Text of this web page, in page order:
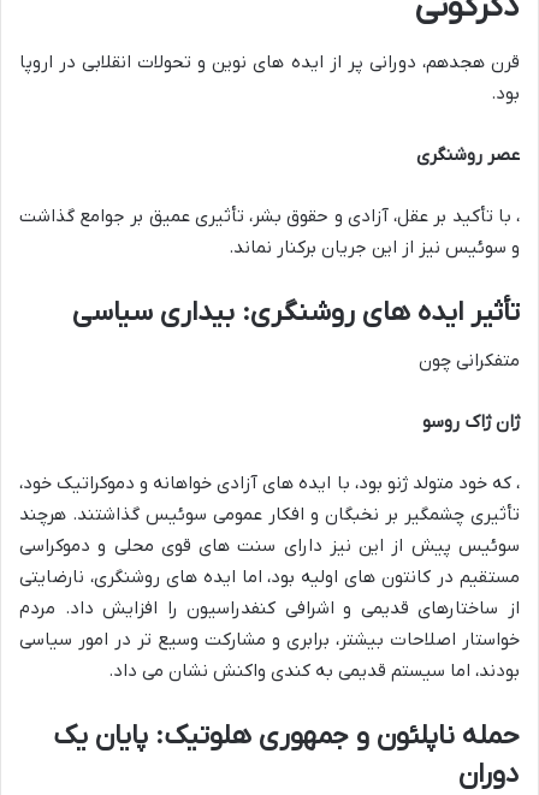
قرن هجدهم، دورانی پر از ایده های نوین و تحولات انقلابی در اروپا
بود.
عصر روشنگری
، با تأکید بر عقل، آزادی و حقوق بشر، تأثیری عمیق بر جوامع گذاشت
و سوئیس نیز از این جریان برکنار نماند.
تأثیر ایده های روشنگری: بیداری سیاسی
متفکرانی چون
ژان ژاک روسو
، که خود متولد ژنو بود، با ایده های آزادی خواهانه و دموکراتیک خود،
تأثیری چشمگیر بر نخبگان و افکار عمومی سوئیس گذاشتند. هرچند
سوئیس پیش از این نیز دارای سنت های قوی محلی و دموکراسی
مستقیم در کانتون های اولیه بود، اما ایده های روشنگری، نارضایتی
از ساختارهای قدیمی و اشرافی کنفدراسیون را افزایش داد. مردم
خواستار اصلاحات بیشتر، برابری و مشارکت وسیع تر در امور سیاسی
بودند، اما سیستم قدیمی به کندی واکنش نشان می داد.
حمله ناپلئون و جمهوری هلوتیک: پایان یک
دوران